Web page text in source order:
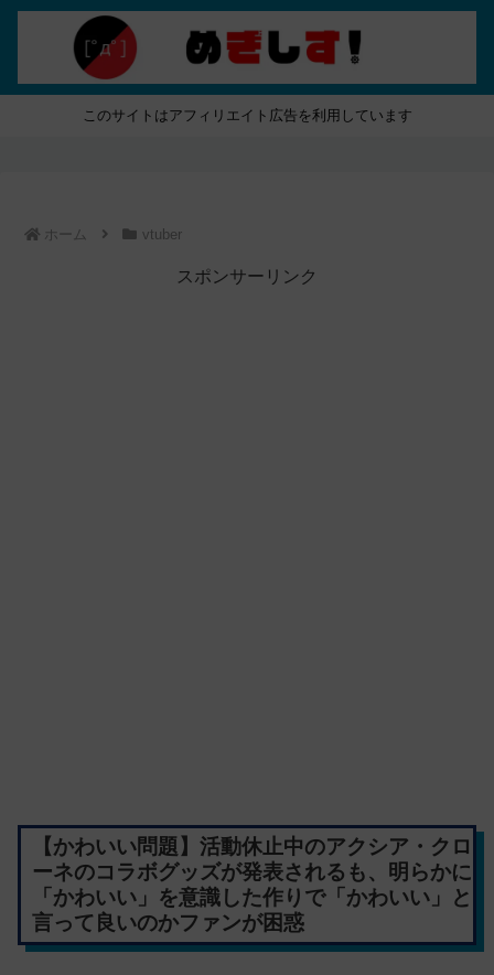
このサイトはアフィリエイト広告を利用しています
ホーム vtuber
スポンサーリンク
【かわいい問題】活動休止中のアクシア・クロ
ーネのコラボグッズが発表されるも、明らかに
「かわいい」を意識した作りで「かわいい」と
言って良いのかファンが困惑